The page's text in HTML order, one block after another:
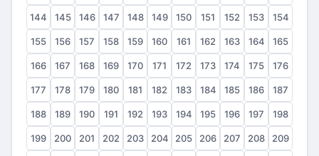
144 145 146 147 148 149 150 151 152 153 154
155 156 157 158 159 160 161 162 163 164 165
166 167 168 169 170 171 172 173 174 175 176
177 178 179 180 181 182 183 184 185 186 187
188 189 190 191 192 193 194 195 196 197 198
199 200 201 202 203 204 205 206 207 208 209